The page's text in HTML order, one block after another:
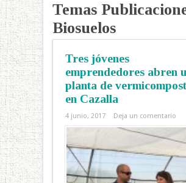
Temas
Biosuelos
Tres jóvenes
emprendedores abren
planta de
en Cazalla
4 junio, 2017 Deja un comentario